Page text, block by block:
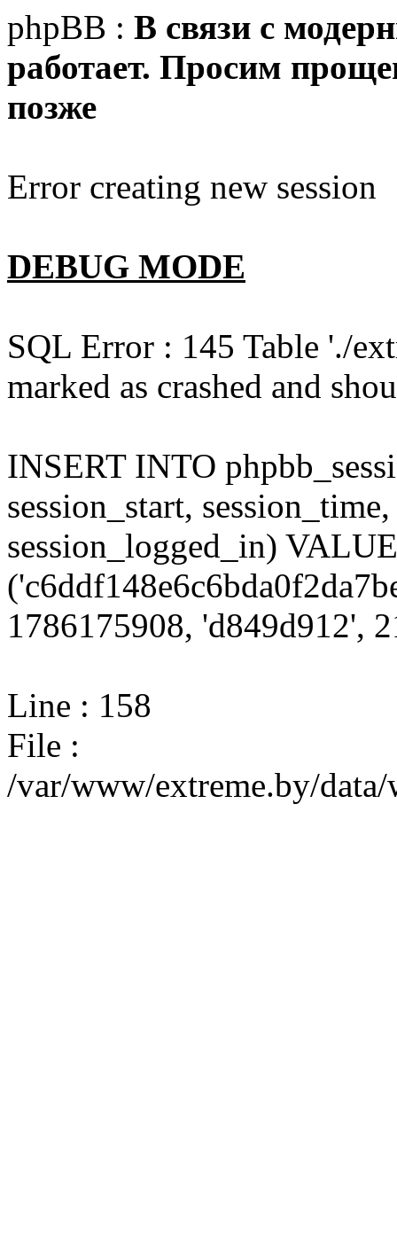
phpBB : В связи с
работает. Просим
позже
Error creating new session
DEBUG MODE
SQL Error : 145 Table './
marked as crashed and
INSERT INTO
session_start,
session_logged_in)
1786175908, 'd849d912',
Line : 158
File :
/var/www/extreme.by/